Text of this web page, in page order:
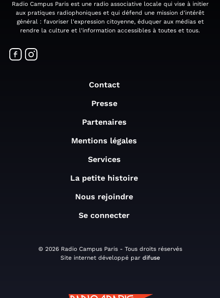
Radio Campus Paris est une radio associative locale qui vise à initier
aux pratiques radiophoniques et qui défend une mission d'intérêt
général : favoriser l'expression citoyenne, éduquer aux médias et
rendre la culture et l'information accessibles à toutes et tous.
Contact
Presse
Partenaires
Mentions légales
Services
La petite histoire
Nous rejoindre
Se connecter
© 2026 Radio Campus Paris - Tous droits réservés
Site internet développé par difuse